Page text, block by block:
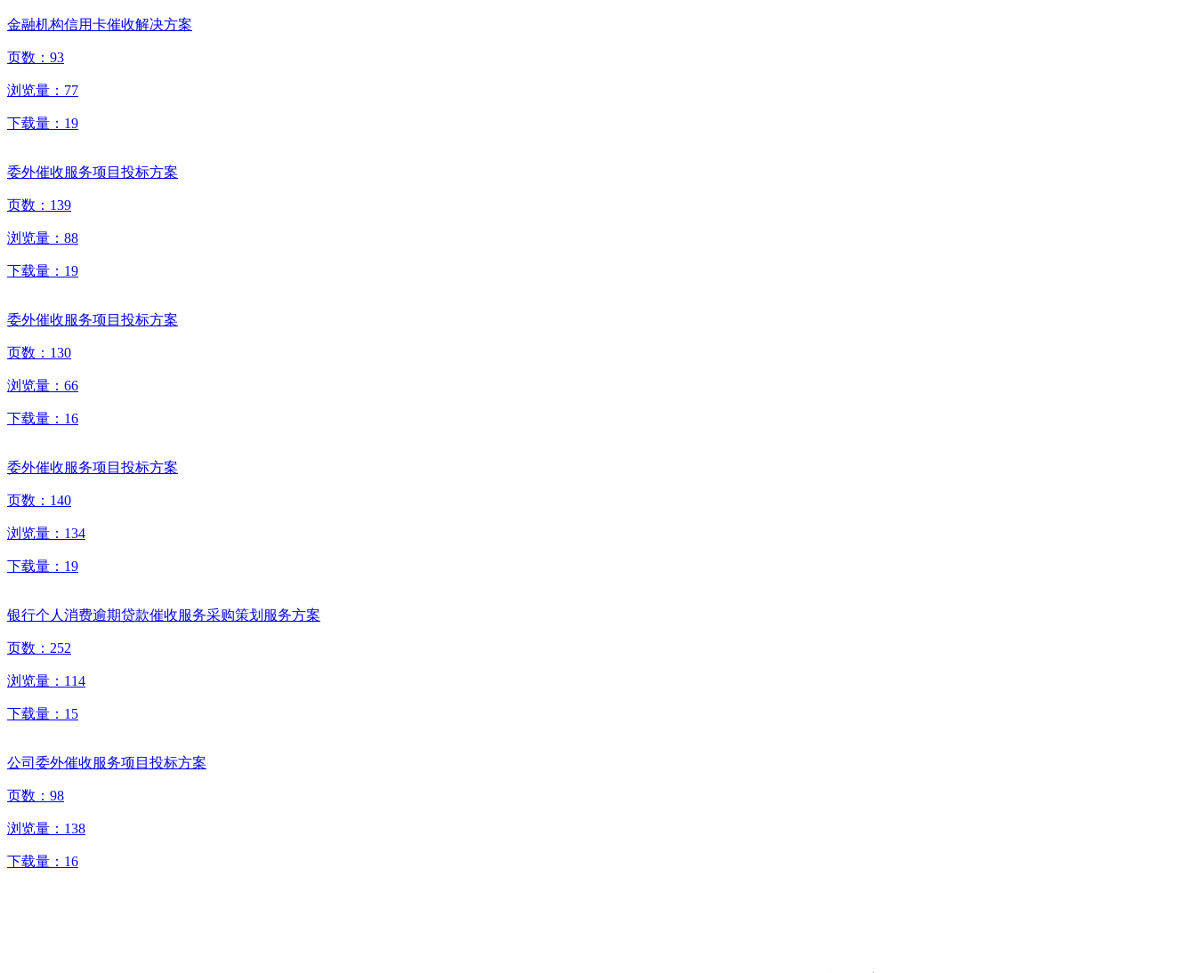
金融机构信用卡催收解决方案
页数： 93
浏览量： 77
下载量： 19
委外催收服务项目投标方案
页数： 139
浏览量： 88
下载量： 19
委外催收服务项目投标方案
页数： 130
浏览量： 66
下载量： 16
委外催收服务项目投标方案
页数： 140
浏览量： 134
下载量： 19
银行个人消费逾期贷款催收服务采购策划服务方案
页数： 252
浏览量： 114
下载量： 15
公司委外催收服务项目投标方案
页数： 98
浏览量： 138
下载量： 16